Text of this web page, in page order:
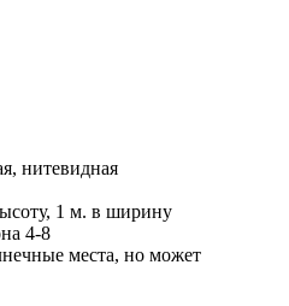
нитевидная
1 м. в ширину
4-8
места, но может